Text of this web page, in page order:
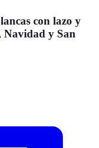
con lazo y
Navidad y San